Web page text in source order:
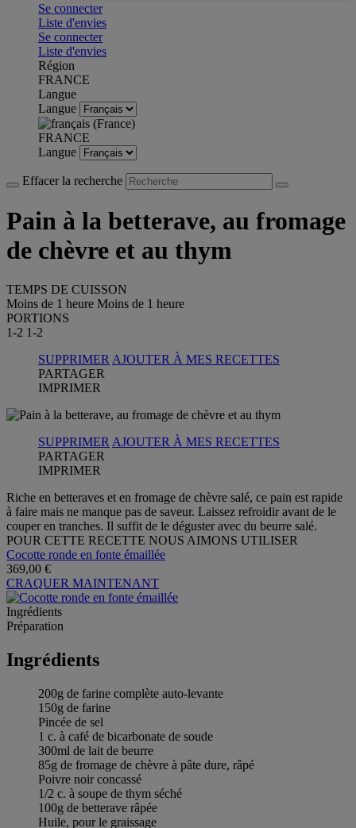
Se connecter
Liste d'envies
Se connecter
Liste d'envies
Région
FRANCE
Langue
Langue
FRANCE
Langue
Effacer la recherche
Pain à la betterave, au fromage
de chèvre et au thym
TEMPS DE CUISSON
Moins de 1 heure Moins de 1 heure
PORTIONS
1-2 1-2
SUPPRIMER AJOUTER À MES RECETTES
PARTAGER
IMPRIMER
SUPPRIMER AJOUTER À MES RECETTES
PARTAGER
IMPRIMER
Riche en betteraves et en fromage de chèvre salé, ce pain est rapide
à faire mais ne manque pas de saveur. Laissez refroidir avant de le
couper en tranches. Il suffit de le déguster avec du beurre salé.
POUR CETTE RECETTE NOUS AIMONS UTILISER
Cocotte ronde en fonte émaillée
369,00 €
CRAQUER MAINTENANT
Ingrédients
Préparation
Ingrédients
200g de farine complète auto-levante
150g de farine
Pincée de sel
1 c. à café de bicarbonate de soude
300ml de lait de beurre
85g de fromage de chèvre à pâte dure, râpé
Poivre noir concassé
1/2 c. à soupe de thym séché
100g de betterave râpée
Huile, pour le graissage